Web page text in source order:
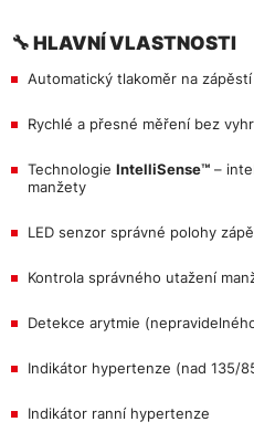
🔧 HLAVNÍ VLASTNOSTI
Automatický tlakoměr na zápěstí
Rychlé a přesné měření bez
Technologie IntelliSense™ –
manžety
LED senzor správné polohy
Kontrola správného utažení
Detekce arytmie
Indikátor hypertenze (nad 135/
Indikátor ranní hypertenze